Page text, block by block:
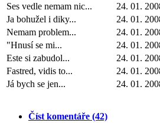
Ses vedle nemam nic...
24. 01.
Ja bohužel i diky...
24. 01.
Nemam problem...
24. 01.
"Hnusí se mi...
24. 01.
Este si zabudol...
24. 01.
Fastred, vidis to...
24. 01.
Já bych se jen...
24. 01.
Číst komentáře (42)